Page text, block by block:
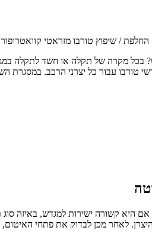
החלפת / שיפוץ טורבו מזראטי
בכל מקרה של תקלה או חשד לתקלה
טורבו עבור כל יצרני הרכב.
היא קשורה ישירות למגדש, באיזה
לאחר מכן לבדוק את פתחי